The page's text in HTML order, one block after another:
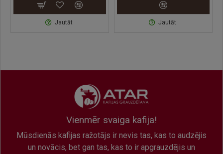
tīrība, ilgāks kalpošanas laiks un izcila kafija, tasi pēc
tases.
ražošanā izmanto tikai fosfātus nesaturošu formulu. Šī
optimizētā formula garantē TÜV sertificētu higiēnu jūsu
kafijas automātam, kā arī mazina ietekmi uz vidi.
Jautāt Jautāt
Vienmēr svaiga kafija!
Mūsdienās kafijas ražotājs ir nevis tas, kas to audzējis
un novācis, bet gan tas, kas to ir apgrauzdējis un